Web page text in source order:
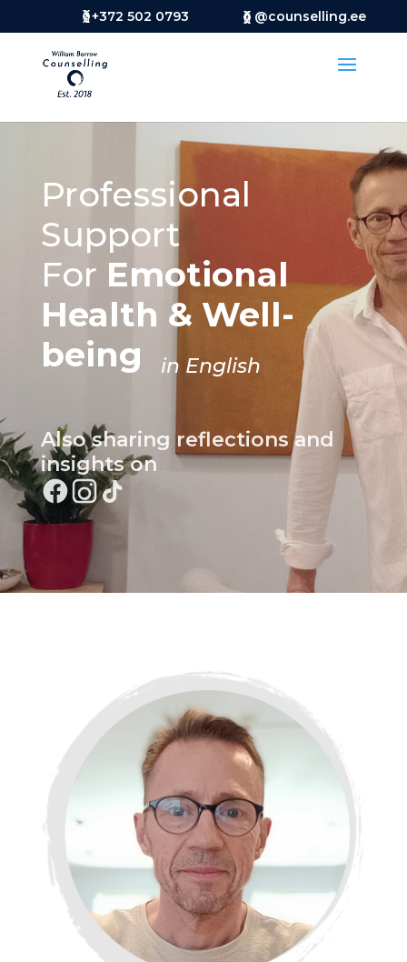
+372 502 0793 @counselling.ee
Professional
Support
For Emotional
Health & Well-
being
in English
Also sharing reflections and
insights on